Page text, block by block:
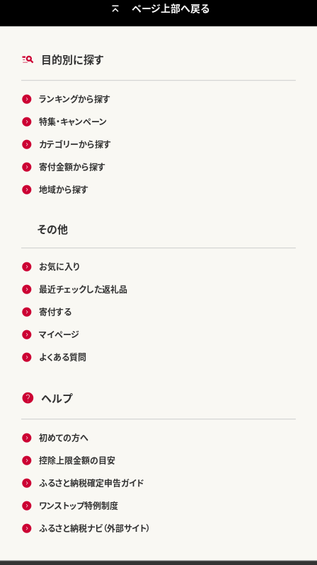
目的別に探す
ランキングから探す
特集・キャンペーン
カテゴリーから探す
寄付金額から探す
地域から探す
その他
お気に入り
最近チェックした返礼品
寄付する
マイページ
よくある質問
ヘルプ
初めての方へ
控除上限金額の目安
ふるさと納税確定申告ガイド
ワンストップ特例制度
ふるさと納税ナビ（外部サイト）
ページ上部へ戻る